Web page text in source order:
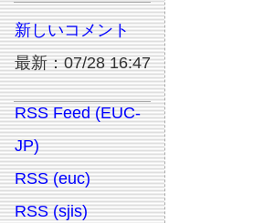
新しいコメント
最新：07/28 16:47
RSS Feed (EUC-
JP)
RSS (euc)
RSS (sjis)